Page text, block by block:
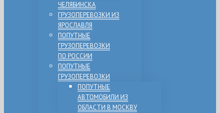
ЧЕЛЯБИНСКА
ГРУЗОПЕРЕВОЗКИ ИЗ
ЯРОСЛАВЛЯ
ПОПУТНЫЕ
ГРУЗОПЕРЕВОЗКИ
ПО РОССИИ
ПОПУТНЫЕ
ГРУЗОПЕРЕВОЗКИ
ПОПУТНЫЕ
АВТОМОБИЛИ ИЗ
ОБЛАСТИ В МОСКВУ